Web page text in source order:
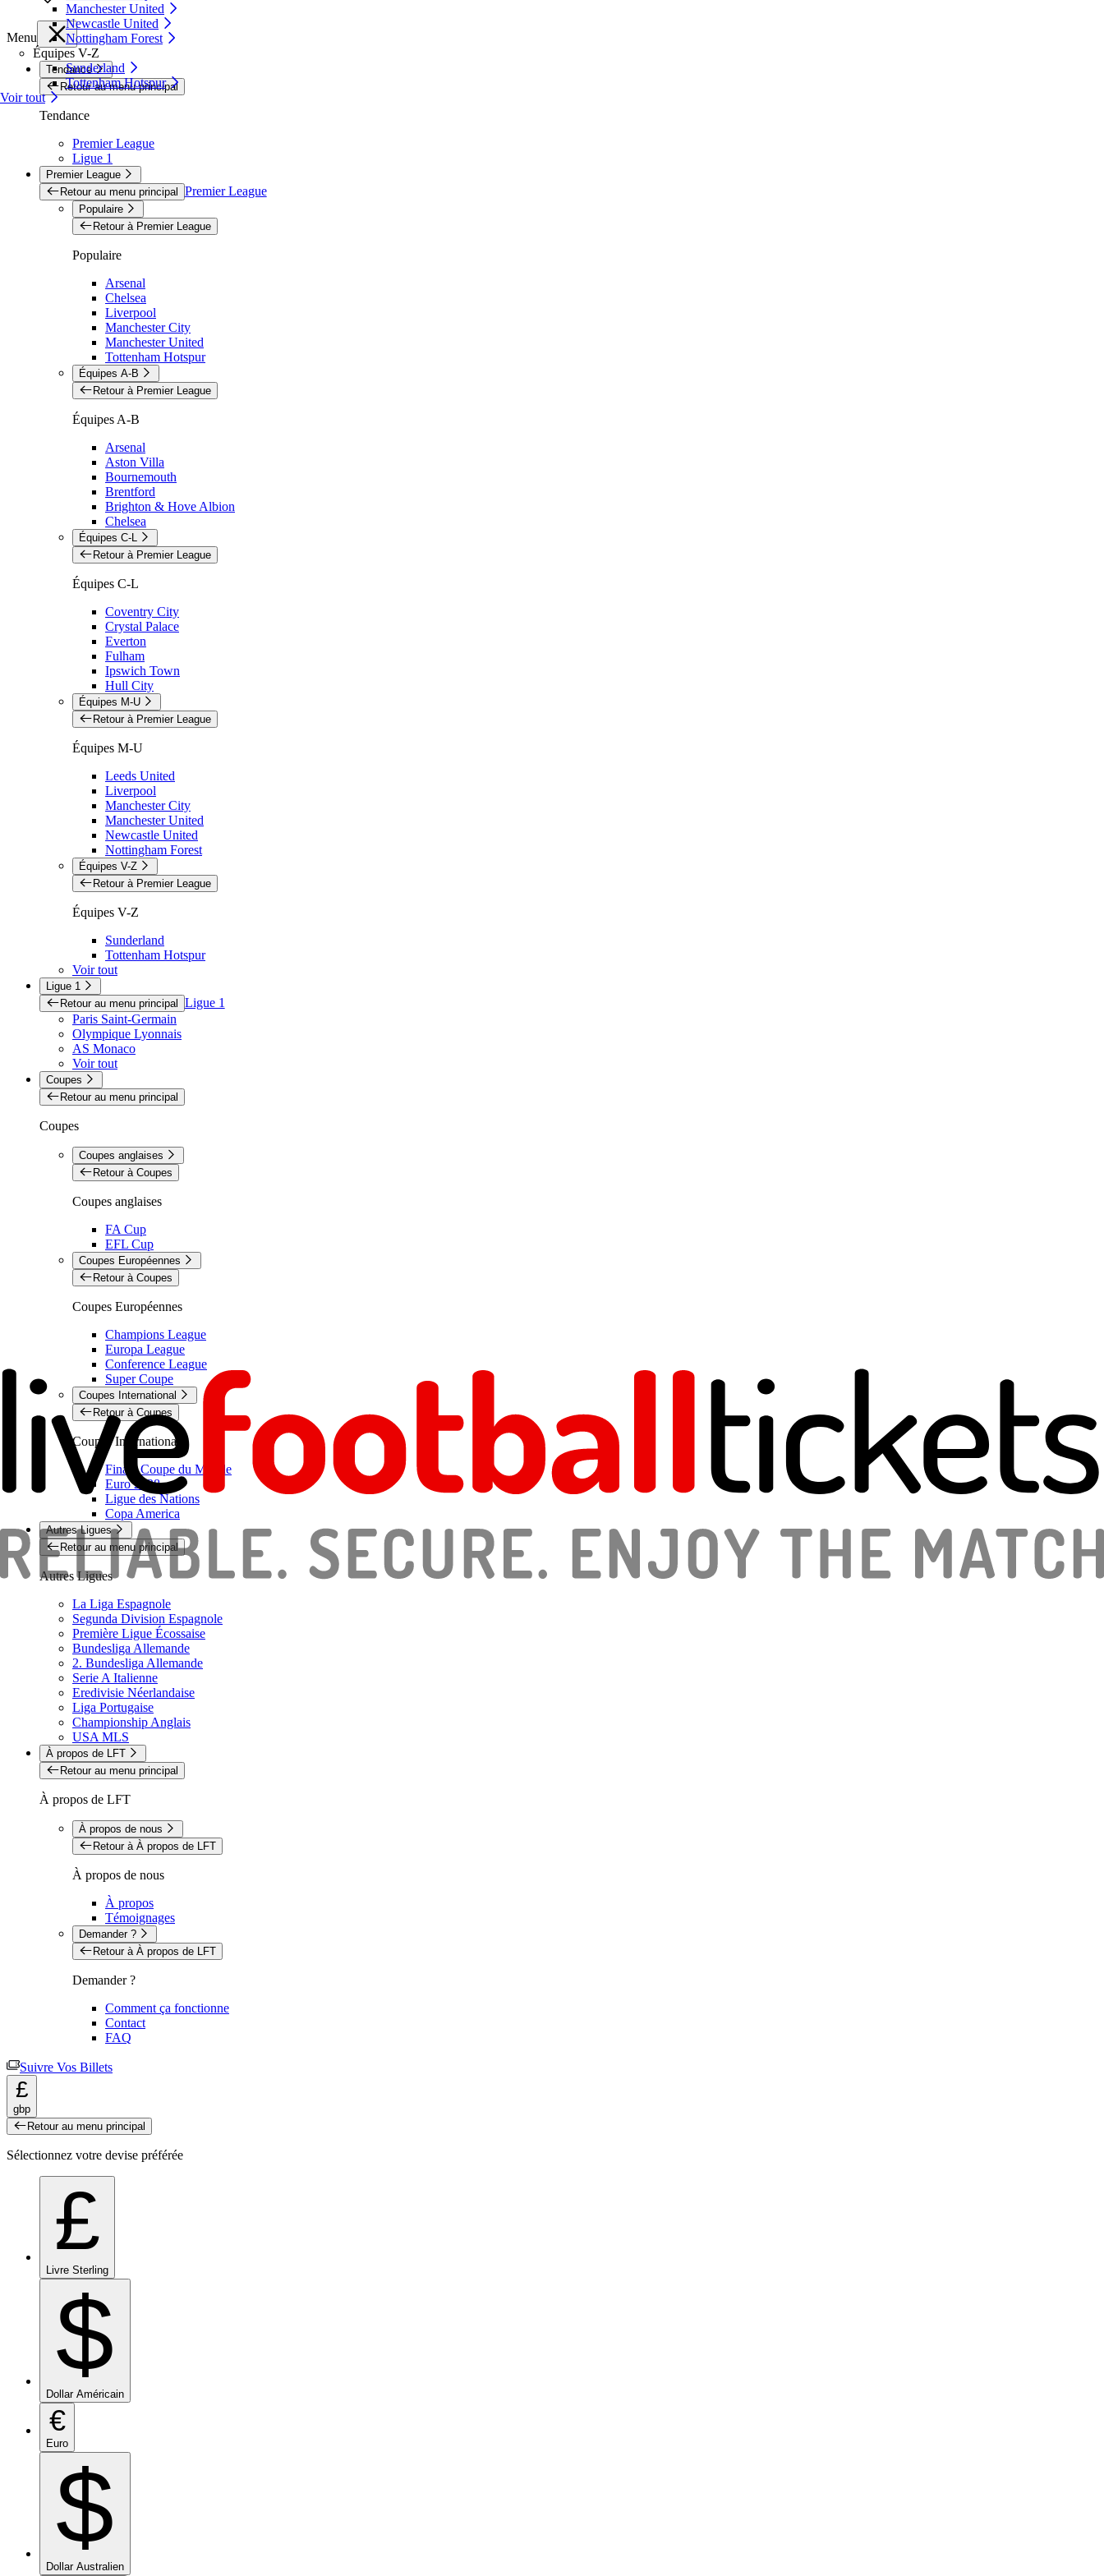
Manchester United
Newcastle United
Nottingham Forest
Équipes V-Z
Sunderland
Tottenham Hotspur
Voir tout
Menu
Tendance
Retour au menu principal
Tendance
Premier League
Ligue 1
Premier League
Retour au menu principal Premier League
Populaire
Retour à Premier League
Populaire
Arsenal
Chelsea
Liverpool
Manchester City
Manchester United
Tottenham Hotspur
Équipes A-B
Retour à Premier League
Équipes A-B
Arsenal
Aston Villa
Bournemouth
Brentford
Brighton & Hove Albion
Chelsea
Équipes C-L
Retour à Premier League
Équipes C-L
Coventry City
Crystal Palace
Everton
Fulham
Ipswich Town
Hull City
Équipes M-U
Retour à Premier League
Équipes M-U
Leeds United
Liverpool
Manchester City
Manchester United
Newcastle United
Nottingham Forest
Équipes V-Z
Retour à Premier League
Équipes V-Z
Sunderland
Tottenham Hotspur
Voir tout
Ligue 1
Retour au menu principal Ligue 1
Paris Saint-Germain
Olympique Lyonnais
AS Monaco
Voir tout
Coupes
Retour au menu principal
Coupes
Coupes anglaises
Retour à Coupes
Coupes anglaises
FA Cup
EFL Cup
Coupes Européennes
Retour à Coupes
Coupes Européennes
Champions League
Europa League
Conference League
Super Coupe
Coupes International
Retour à Coupes
Coupes International
Finale Coupe du Monde
Euro 2028
Ligue des Nations
Copa America
Autres Ligues
Retour au menu principal
Autres Ligues
La Liga Espagnole
Segunda Division Espagnole
Première Ligue Écossaise
Bundesliga Allemande
2. Bundesliga Allemande
Serie A Italienne
Eredivisie Néerlandaise
Liga Portugaise
Championship Anglais
USA MLS
À propos de LFT
Retour au menu principal
À propos de LFT
À propos de nous
Retour à À propos de LFT
À propos de nous
À propos
Témoignages
Demander ?
Retour à À propos de LFT
Demander ?
Comment ça fonctionne
Contact
FAQ
Suivre Vos Billets
£
gbp
Retour au menu principal
Sélectionnez votre devise préférée
£
Livre Sterling
$
Dollar Américain
€
Euro
$
Dollar Australien